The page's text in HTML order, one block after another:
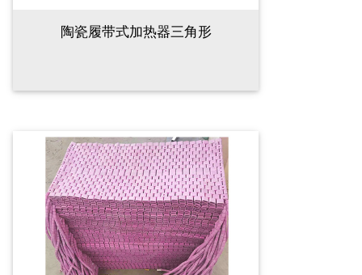
陶瓷履带式加热器三角形